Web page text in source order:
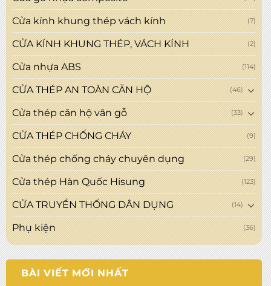
Cửa kính khung thép vách kính (7)
CỬA KÍNH KHUNG THÉP, VÁCH KÍNH (2)
Cửa nhựa ABS (114)
CỬA THÉP AN TOÀN CĂN HỘ (46)
Cửa thép căn hộ vân gỗ (33)
CỬA THÉP CHỐNG CHÁY (9)
Cửa thép chống cháy chuyên dụng (29)
Cửa thép Hàn Quốc Hisung (123)
CỬA TRUYỀN THỐNG DÂN DỤNG (14)
Phụ kiện (36)
BÀI VIẾT MỚI NHẤT